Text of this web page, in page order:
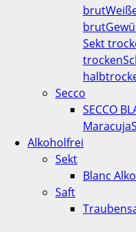
brut
brut
Sekt
trocken
Secco
SECCO
Maracuja
Alkoholfrei
Sekt
Blanc
Saft